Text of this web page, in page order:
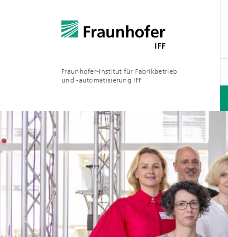
Fraunhofer-Institut für Fabrikbetrieb
und -automatisierung IFF
FORSCHUNG
AKTUELLES
ABTEILUNGEN
ÜBER UNS